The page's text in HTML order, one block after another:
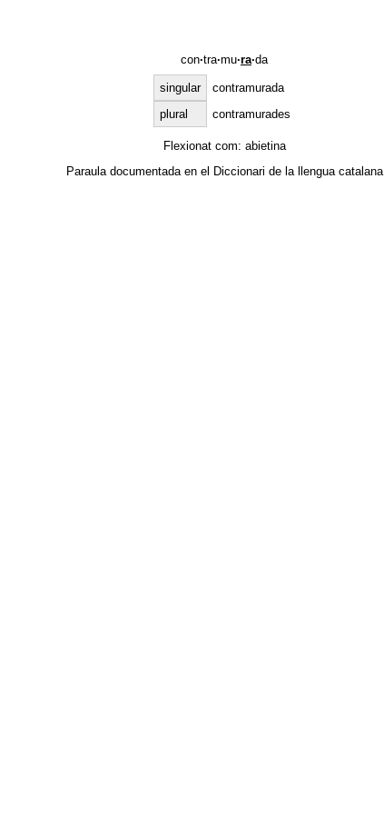
con·tra·mu·ra·da
singular
contramurada
plural
contramurades
Flexionat com: abietina
Paraula documentada en el Diccionari de la llengua catalana